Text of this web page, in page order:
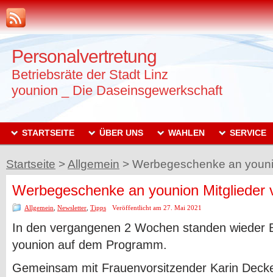
Personalvertretung
Betriebsräte der Stadt Linz
younion _ Die Daseinsgewerkschaft
STARTSEITE ÜBER UNS WAHLEN SERVICE
Startseite > Allgemein > Werbegeschenke an
Werbegeschenke an younion Mitglieder
Allgemein Newsletter Tipps Veröffentlicht am 27. Mai 2021
In den vergangenen 2 Wochen standen wieder
younion auf dem Programm.
Gemeinsam mit Frauenvorsitzender Karin